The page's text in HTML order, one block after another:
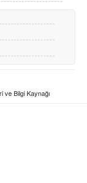
Bilgi Kaynağı